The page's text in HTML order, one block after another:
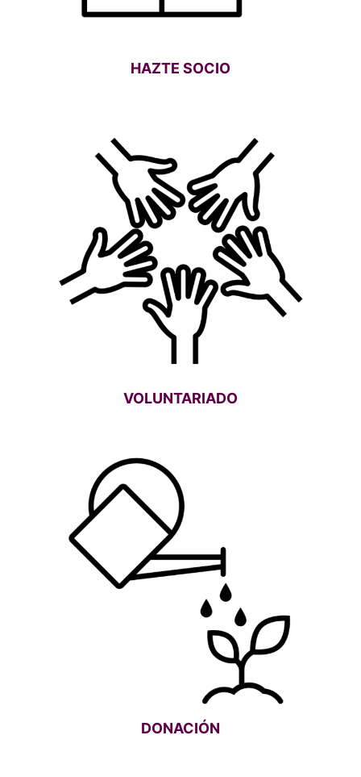
HAZTE SOCIO
VOLUNTARIADO
DONACIÓN